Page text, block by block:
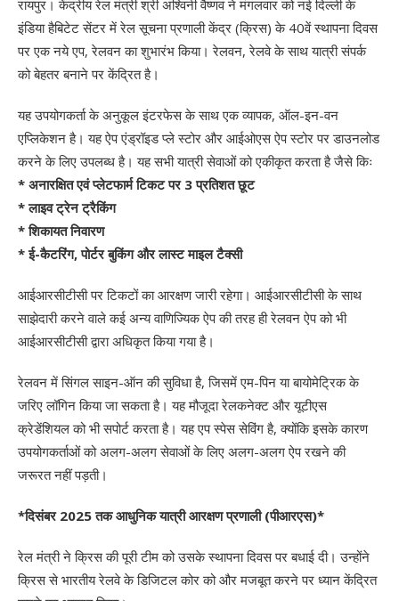
रायपुर। केंद्रीय रेल मंत्री श्री अश्विनी वैष्णव ने मंगलवार को नई दिल्ली के
इंडिया हैबिटेट सेंटर में रेल सूचना प्रणाली केंद्र (क्रिस) के 40वें स्थापना दिवस
पर एक नये एप, रेलवन का शुभारंभ किया। रेलवन, रेलवे के साथ यात्री संपर्क
को बेहतर बनाने पर केंद्रित है।
यह उपयोगकर्ता के अनुकूल इंटरफेस के साथ एक व्यापक, ऑल-इन-वन
एप्लिकेशन है। यह ऐप एंड्रॉइड प्ले स्टोर और आईओएस ऐप स्टोर पर डाउनलोड
करने के लिए उपलब्ध है। यह सभी यात्री सेवाओं को एकीकृत करता है जैसे किः
* अनारक्षित एवं प्लेटफार्म टिकट पर 3 प्रतिशत छूट
* लाइव ट्रेन ट्रैकिंग
* शिकायत निवारण
* ई-कैटरिंग, पोर्टर बुकिंग और लास्ट माइल टैक्सी
आईआरसीटीसी पर टिकटों का आरक्षण जारी रहेगा। आईआरसीटीसी के साथ
साझेदारी करने वाले कई अन्य वाणिज्यिक ऐप की तरह ही रेलवन ऐप को भी
आईआरसीटीसी द्वारा अधिकृत किया गया है।
रेलवन में सिंगल साइन-ऑन की सुविधा है, जिसमें एम-पिन या बायोमेट्रिक के
जरिए लॉगिन किया जा सकता है। यह मौजूदा रेलकनेक्ट और यूटीएस
क्रेडेंशियल को भी सपोर्ट करता है। यह एप स्पेस सेविंग है, क्योंकि इसके कारण
उपयोगकर्ताओं को अलग-अलग सेवाओं के लिए अलग-अलग ऐप रखने की
जरूरत नहीं पड़ती।
*दिसंबर 2025 तक आधुनिक यात्री आरक्षण प्रणाली (पीआरएस)*
रेल मंत्री ने क्रिस की पूरी टीम को उसके स्थापना दिवस पर बधाई दी। उन्होंने
क्रिस से भारतीय रेलवे के डिजिटल कोर को और मजबूत करने पर ध्यान केंद्रित